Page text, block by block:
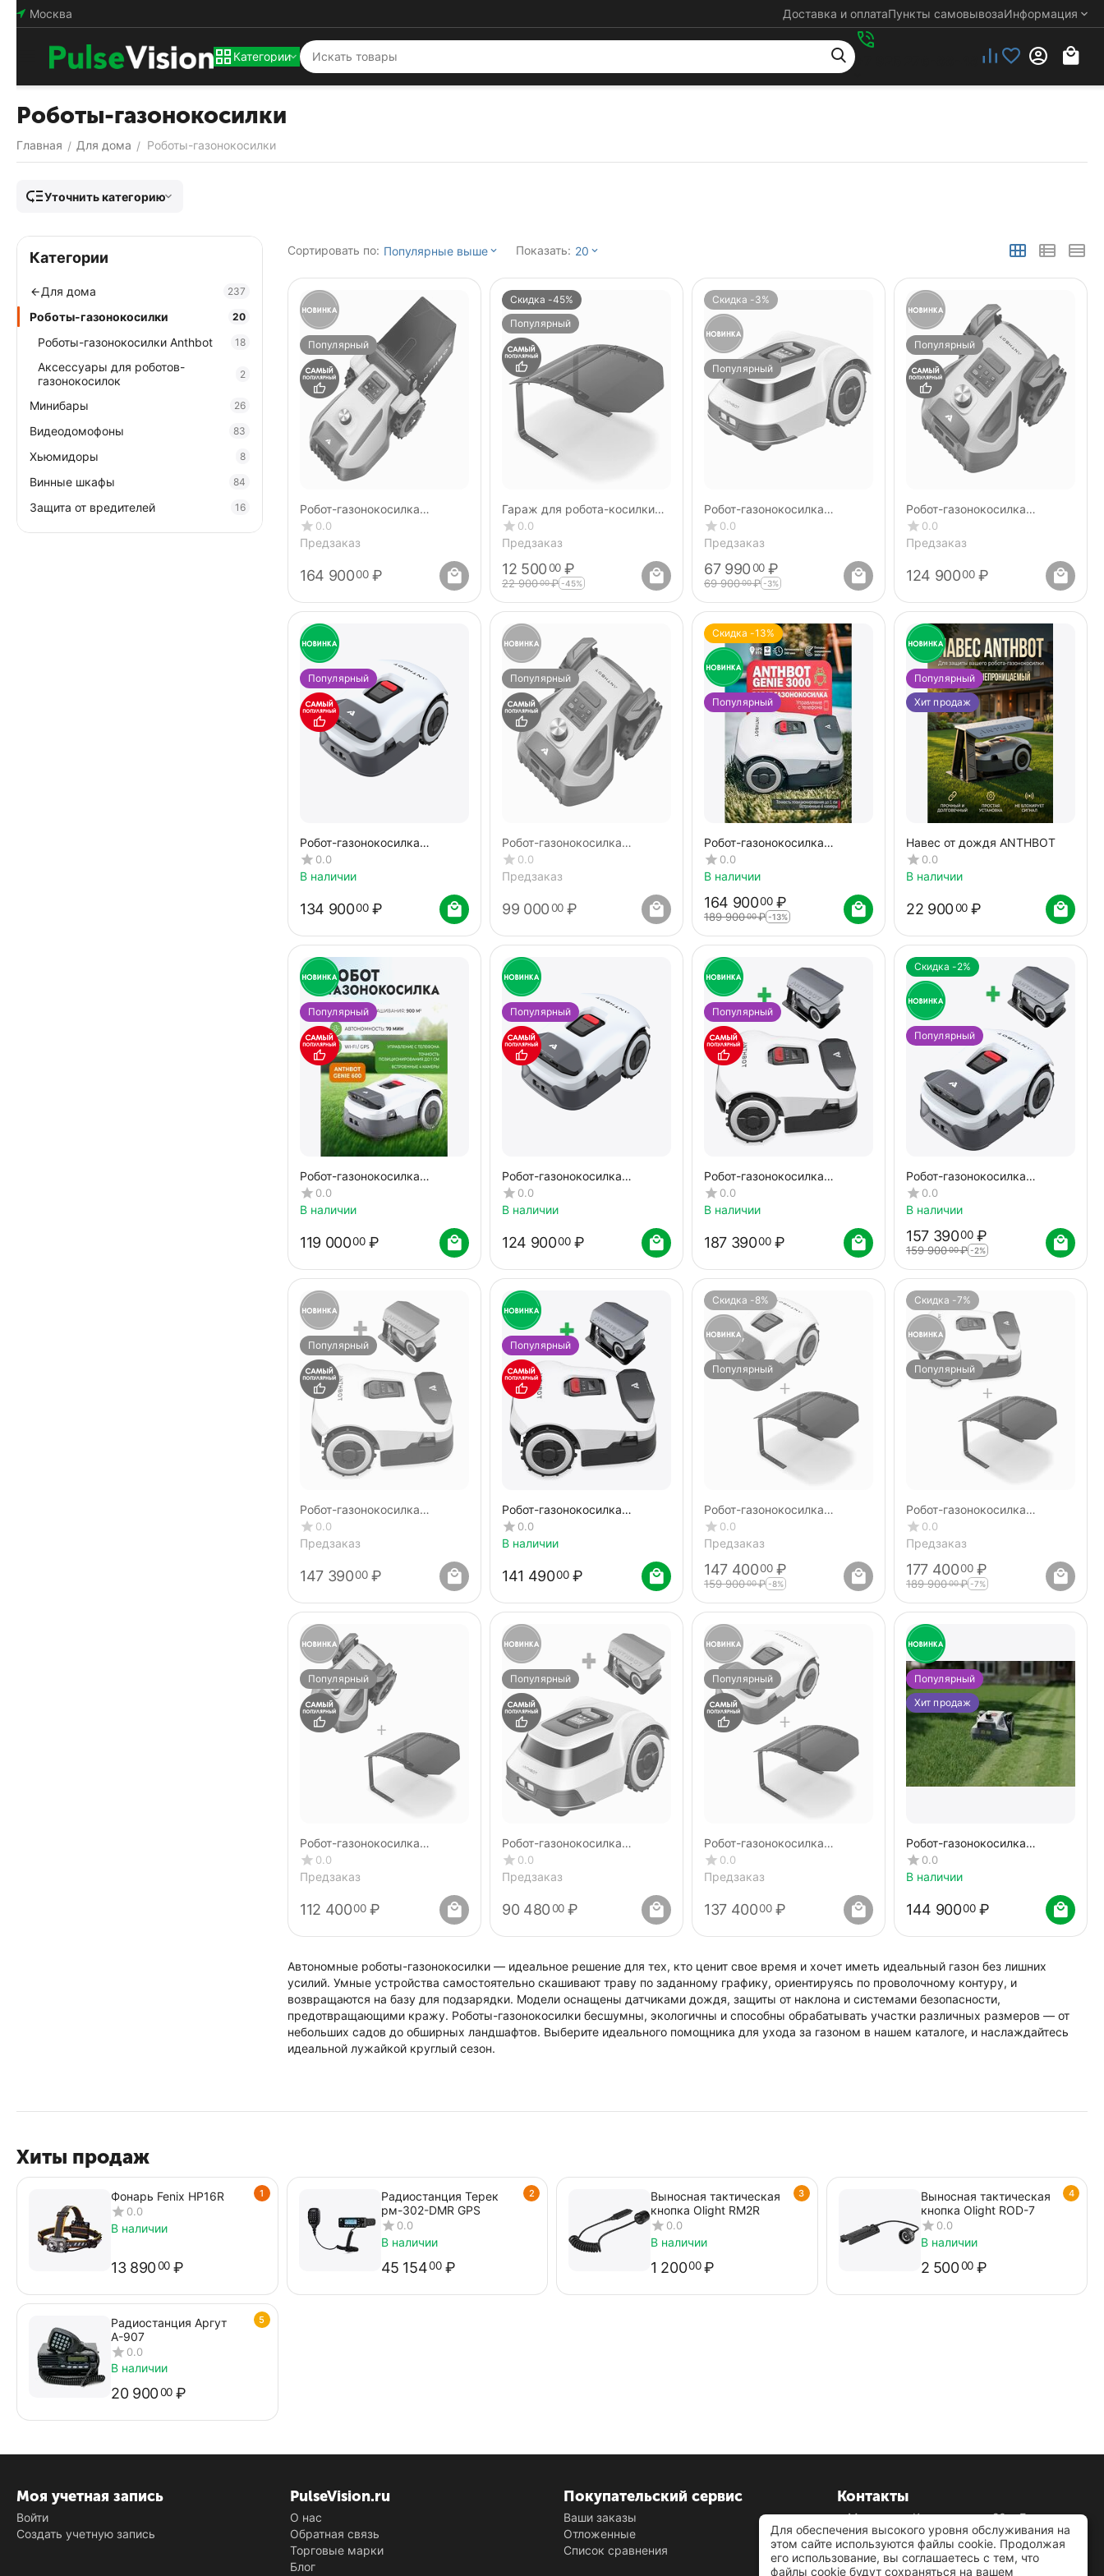
Москва Доставка и оплатаПункты самовывозаИнформация
Категории
Роботы-газонокосилки
Главная / Для дома / Роботы-газонокосилки
Уточнить категорию
Автономные роботы-газонокосилки — идеальное решение для тех, кто ценит свое время и хочет иметь идеальный газон без лишних
усилий. Умные устройства самостоятельно скашивают траву по заданному графику, ориентируясь по проволочному контуру, и
возвращаются на базу для подзарядки. Модели оснащены датчиками дождя, защиты от наклона и системами безопасности,
предотвращающими кражу. Роботы-газонокосилки бесшумны, экологичны и способны обрабатывать участки различных размеров — от
небольших садов до обширных ландшафтов. Выберите идеального помощника для ухода за газоном в нашем каталоге, и наслаждайтесь
идеальной лужайкой круглый сезон.
Сортировать по: Популярные выше Показать: 20
Популярный
Робот-газонокосилка
ANTHBOT N8 LiDAR
0.0
Предзаказ
164 90000 ₽
Скидка -45%
Популярный
Гараж для робота-косилки
ANTHBOT
0.0
Предзаказ
12 50000 ₽
22 90000₽ -45%
Скидка -3%
Популярный
Робот-газонокосилка
ANTHBOT PION 1000
0.0
Предзаказ
67 99000 ₽
69 90000₽ -3%
Популярный
Робот-газонокосилка
ANTHBOT M9 Lidar
0.0
Предзаказ
124 90000 ₽
Популярный
Робот-газонокосилка
ANTHBOT GENIE 1000
(GPS+RTK+4cam)
0.0
В наличии
134 90000 ₽
Популярный
Робот-газонокосилка
ANTHBOT M5 LiDAR
0.0
Предзаказ
99 00000 ₽
Скидка -13%
Популярный
Робот-газонокосилка
ANTHBOT GENIE 3000
(GPS+RTK+4cam)
0.0
В наличии
164 90000 ₽
189 90000₽ -13%
Популярный
Хит продаж
Навес от дождя ANTHBOT
0.0
В наличии
22 90000 ₽
Популярный
Робот-газонокосилка
ANTHBOT GENIE 600
(GPS+RTK+4cam)
0.0
В наличии
119 00000 ₽
Популярный
Робот-газонокосилка
ANTHBOT GENIE 800
(GPS+RTK+4cam)
0.0
В наличии
124 90000 ₽
Популярный
Робот-газонокосилка
ANTHBOT GENIE 3000
(GPS+RTK+4cam) + Навес от
дождя
0.0
В наличии
187 39000 ₽
Скидка -2%
Популярный
Робот-газонокосилка
ANTHBOT GENIE 1000
(GPS+RTK+4cam) + Навес от
дождя
0.0
В наличии
157 39000 ₽
159 90000₽ -2%
Популярный
Робот-газонокосилка
ANTHBOT GENIE 800
(GPS+RTK+4cam) + Гараж v.1
0.0
Предзаказ
147 39000 ₽
Популярный
Робот-газонокосилка
ANTHBOT GENIE 600
(GPS+RTK+4cam) + Навес от
дождя ANTHBOT
0.0
В наличии
141 49000 ₽
Скидка -8%
Популярный
Робот-газонокосилка
ANTHBOT GENIE 1000
(GPS+RTK+4cam) + Гараж v.2
0.0
Предзаказ
147 40000 ₽
159 90000₽ -8%
Скидка -7%
Популярный
Робот-газонокосилка
ANTHBOT GENIE 3000
(GPS+RTK+4cam) + Гараж v.2
0.0
Предзаказ
177 40000 ₽
189 90000₽ -7%
Популярный
Робот-газонокосилка
ANTHBOT M5 LiDAR + Гараж
v.2
0.0
Предзаказ
112 40000 ₽
Популярный
Робот-газонокосилка
ANTHBOT PION 1000 + Навес
от дождя
0.0
Предзаказ
90 48000 ₽
Популярный
Робот-газонокосилка
ANTHBOT GENIE 800
(GPS+RTK+4cam) + Гараж v.2
0.0
Предзаказ
137 40000 ₽
Популярный
Хит продаж
Робот-газонокосилка
ANTHBOT M9 Pro (LiDAR +
RTK-GPS)
0.0
В наличии
144 90000 ₽
Категории
Для дома 237
Роботы-газонокосилки 20
Роботы-газонокосилки Anthbot 18
Аксессуары для роботов-
газонокосилок
2
Минибары 26
Видеодомофоны 83
Хьюмидоры 8
Винные шкафы 84
Защита от вредителей 16
Хиты продаж
1
Фонарь Fenix HP16R
0.0
В наличии
13 89000 ₽
2
Радиостанция Терек
рм-302-DMR GPS
0.0
В наличии
45 15400 ₽
3
Выносная тактическая
кнопка Olight RM2R
0.0
В наличии
1 20000 ₽
4
Выносная тактическая
кнопка Olight ROD-7
0.0
В наличии
2 50000 ₽
5
Радиостанция Аргут
А-907
0.0
В наличии
20 90000 ₽
Моя учетная запись
Войти
Создать учетную запись
PulseVision.ru
О нас
Обратная связь
Торговые марки
Блог
Покупательский сервис
Ваши заказы
Отложенные
Список сравнения
Контакты
г. Москва, ул.Кусковская д.20а, Бизнес-
центр «Кусково» 1-й подъезд, этаж 6, офис
607в
+7 925 276-88-48(звонок бесплатный)
Для обеспечения высокого уровня обслуживания на
этом сайте используются файлы cookie. Продолжая
его использование, вы соглашаетесь с тем, что
файлы cookie будут сохраняться на вашем